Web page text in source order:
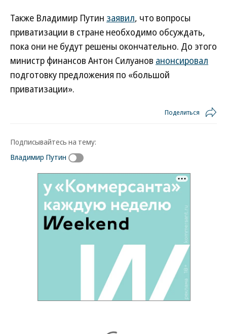
Также Владимир Путин заявил, что вопросы
приватизации в стране необходимо обсуждать,
пока они не будут решены окончательно. До этого
министр финансов Антон Силуанов анонсировал
подготовку предложения по «большой
приватизации».
Поделиться
Подписывайтесь на тему:
Владимир Путин